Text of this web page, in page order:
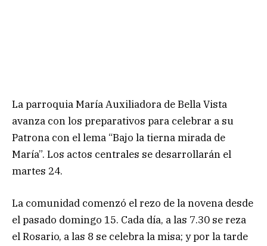
La parroquia María Auxiliadora de Bella Vista
avanza con los preparativos para celebrar a su
Patrona con el lema “Bajo la tierna mirada de
María”. Los actos centrales se desarrollarán el
martes 24.
La comunidad comenzó el rezo de la novena desde
el pasado domingo 15. Cada día, a las 7.30 se reza
el Rosario, a las 8 se celebra la misa; y por la tarde